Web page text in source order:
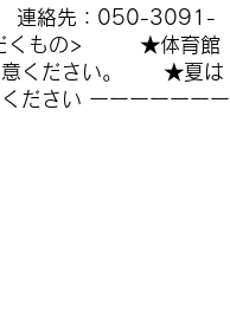
絡先：050-3091-
もの> ★体育館
用意ください。 ★夏は
ださい ーーーーーーー